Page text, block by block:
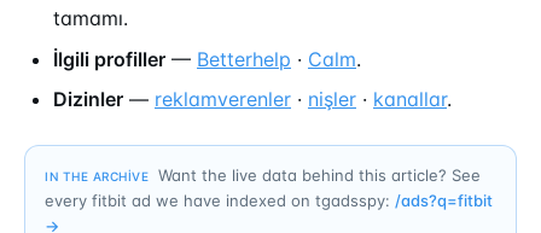
tamamı.
İlgili profiller — Betterhelp · Calm.
Dizinler — reklamverenler · nişler · kanallar.
IN THE ARCHIVE
Want the live data behind this article? See
every fitbit ad we have indexed on tgadsspy: /ads?q=fitbit
→